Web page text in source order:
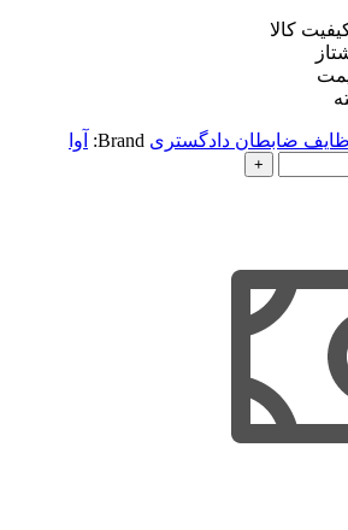
کالا
ضابطان دادگستری Brand:
آوا